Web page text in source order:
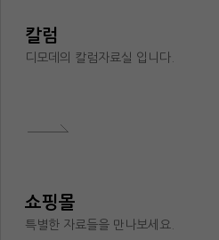
칼럼
디모데의 칼럼자료실 입니다.
쇼핑몰
특별한 자료들을 만나보세요.